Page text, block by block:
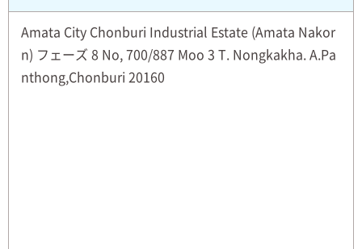
Amata City Chonburi Industrial Estate (Amata Nakor
n) フェーズ 8 No, 700/887 Moo 3 T. Nongkakha. A.Pa
nthong,Chonburi 20160